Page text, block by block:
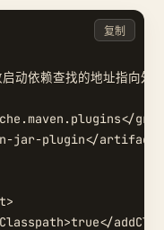
动依赖查找的地址指向外
jar-plugin</
复制